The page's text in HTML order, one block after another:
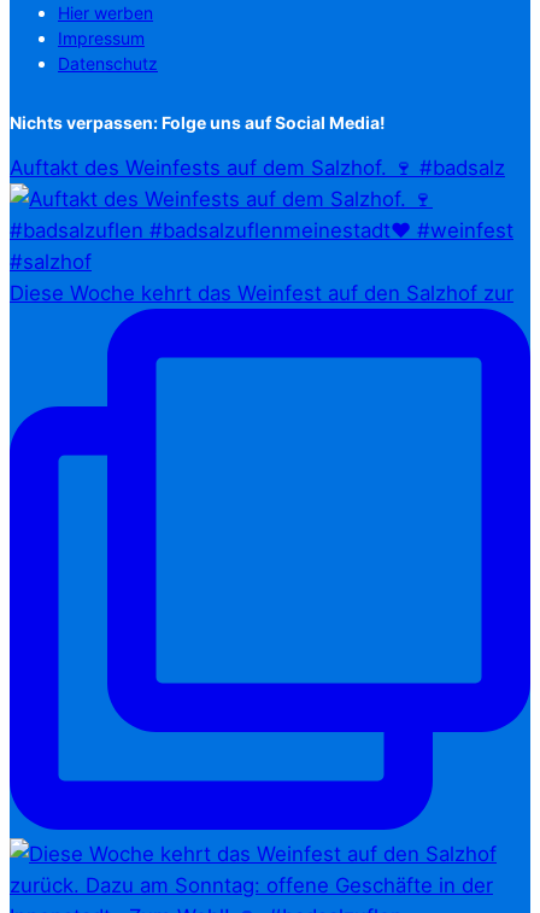
Hier werben
Impressum
Datenschutz
Nichts verpassen: Folge uns auf Social Media!
Auftakt des Weinfests auf dem Salzhof. 🍷 #badsalz
Diese Woche kehrt das Weinfest auf den Salzhof zur